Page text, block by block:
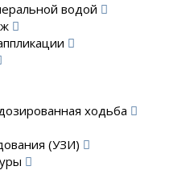
водой
ходьба
(УЗИ)